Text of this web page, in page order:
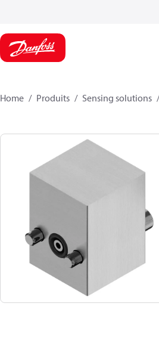
Home Produits Sensing solutions